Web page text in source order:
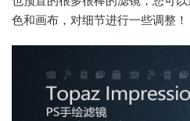
色和画布，对细节进行一些调整！